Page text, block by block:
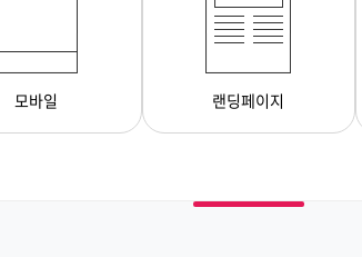
모바일 랜딩페이지